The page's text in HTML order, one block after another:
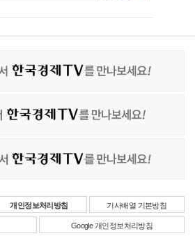
개인정보처리방침 기사배열 기본방침
Google 개인정보처리방침